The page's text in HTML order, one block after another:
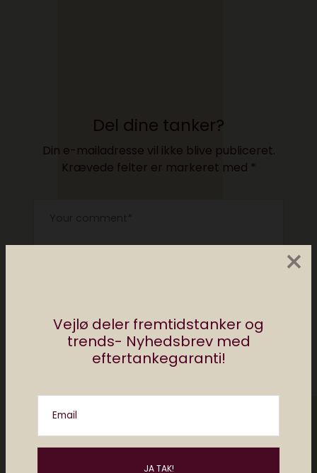
Vejlø deler fremtidstanker og
trends- Nyhedsbrev med
eftertankegaranti!
Email
×
Del dine tanker?
Din e-mailadresse vil ikke blive publiceret.
Krævede felter er markeret med *